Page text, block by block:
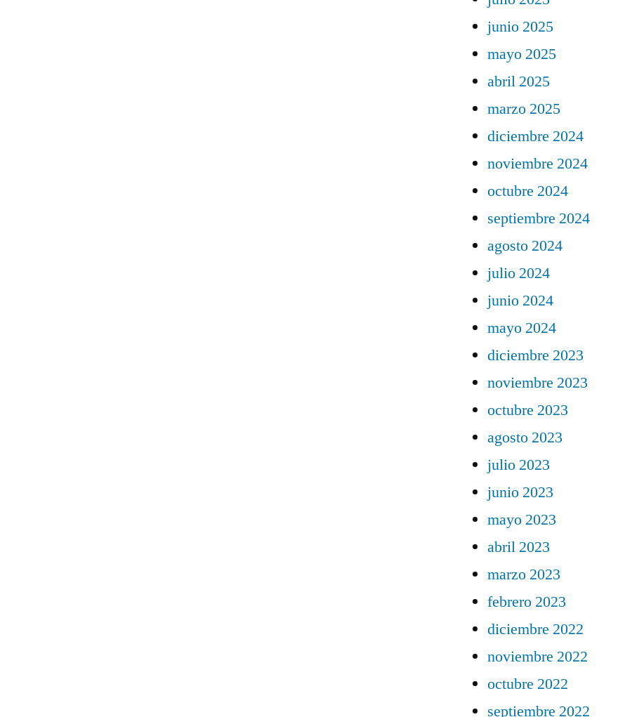
junio 2025
mayo 2025
abril 2025
marzo 2025
diciembre 2024
noviembre 2024
octubre 2024
septiembre 2024
agosto 2024
julio 2024
junio 2024
mayo 2024
diciembre 2023
noviembre 2023
octubre 2023
agosto 2023
julio 2023
junio 2023
mayo 2023
abril 2023
marzo 2023
febrero 2023
diciembre 2022
noviembre 2022
octubre 2022
septiembre 2022